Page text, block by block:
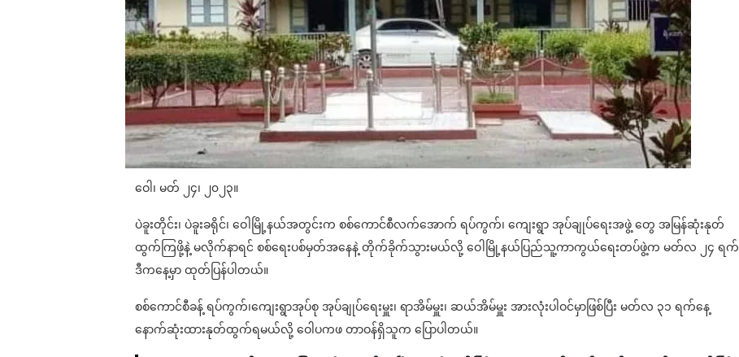
ဝေါ၊ မတ် ၂၄၊ ၂၀၂၃။
ပဲခူးတိုင်း၊ ပဲခူးခရိုင်၊ ဝေါမြို့နယ်အတွင်းက စစ်ကောင်စီလက်အောက် ရပ်ကွက်၊ ကျေးရွာ အုပ်ချုပ်ရေးအဖွဲ့ တွေ အမြန်ဆုံးနုတ်
ထွက်ကြဖို့နဲ့ မလိုက်နာရင် စစ်ရေးပစ်မှတ်အနေနဲ့ တိုက်ခိုက်သွားမယ်လို့ ဝေါမြို့နယ်ပြည်သူ့ကာကွယ်ရေးတပ်ဖွဲ့က မတ်လ ၂၄ ရက်
ဒီကနေ့မှာ ထုတ်ပြန်ပါတယ်။
စစ်ကောင်စီခန့် ရပ်ကွက်၊ကျေးရွာအုပ်စု အုပ်ချုပ်ရေးမှူး၊ ရာအိမ်မှူး၊ ဆယ်အိမ်မှူး အားလုံးပါဝင်မှာဖြစ်ပြီး မတ်လ ၃၁ ရက်နေ့
နောက်ဆုံးထားနုတ်ထွက်ရမယ်လို့ ဝေါပကဖ တာဝန်ရှိသူက ပြောပါတယ်။